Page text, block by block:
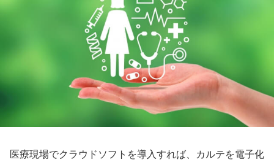
医療現場でクラウドソフトを導入すれば、カルテを電子化